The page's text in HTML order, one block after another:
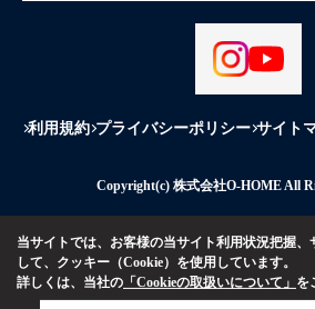
利用規約 プライバシーポリシー サイト
Copyright(c) 株式会社O-HOME All
当サイトでは、お客様の当サイト利用状況把握、
して、クッキー（Cookie）を使用しています。
詳しくは、当社の 「Cookieの取扱いについて」 を